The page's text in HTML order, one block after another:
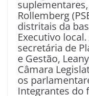
Rollemberg
distritais da
Executivo
secretária de
e Gestão,
Câmara
os
Integrantes do